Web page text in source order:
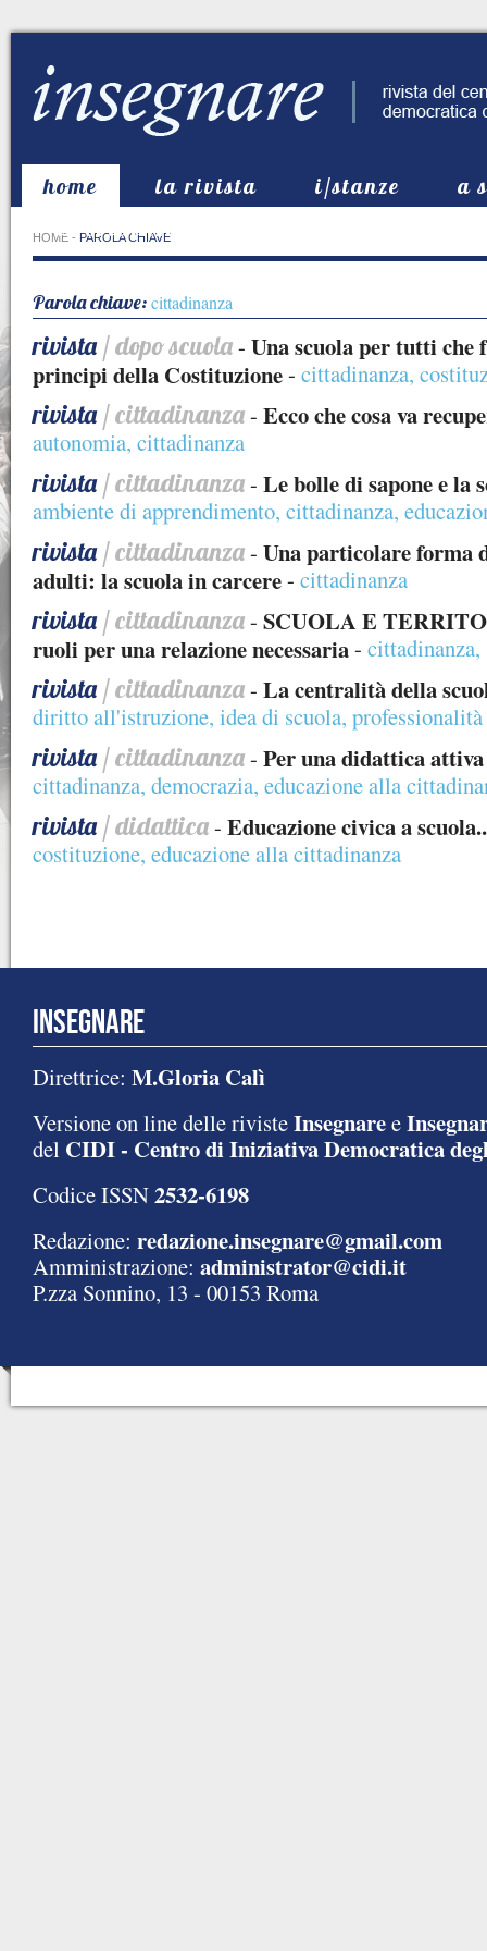
home la rivista i/stanze
a
in evidenza
HOME - PAROLA CHIAVE
Parola chiave:cittadinanza
rivista/ dopo scuola- Una scuola per tutti che
principi della Costituzione- cittadinanza,
rivista/ cittadinanza- Ecco che cosa va
autonomia, cittadinanza
rivista/ cittadinanza- Le bolle di sapone e la
ambiente di apprendimento, cittadinanza,
rivista/ cittadinanza- Una particolare forma
adulti: la scuola in carcere- cittadinanza
rivista/ cittadinanza- SCUOLA E
ruoli per una relazione necessaria- cittadinanza,
rivista/ cittadinanza- La centralità della
diritto all'istruzione, idea di scuola,
rivista/ cittadinanza- Per una didattica
cittadinanza, democrazia, educazione alla
rivista/ didattica- Educazione civica a
costituzione, educazione alla cittadinanza
INSEGNARE
Direttrice: M.Gloria Calì
Versione on line delle rivisteInsegnaree
del CIDI - Centro di Iniziativa Democratica
Codice ISSN2532-6198
Redazione: redazione.insegnare@gmail.com
Amministrazione: administrator@cidi.it
P.zza Sonnino, 13 - 00153 Roma